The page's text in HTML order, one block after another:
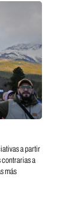
a partir
contrarias a
más